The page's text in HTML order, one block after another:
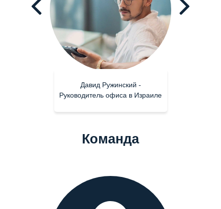
Операционный директор
Давид Ружинский -
Руководитель офиса в Израиле
Команда